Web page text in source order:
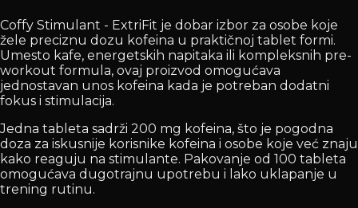
Coffy Stimulant - ExtriFit je dobar izbor za osobe koje
žele preciznu dozu kofeina u praktičnoj tablet formi.
Umesto kafe, energetskih napitaka ili kompleksnih pre-
workout formula, ovaj proizvod omogućava
jednostavan unos kofeina kada je potreban dodatni
fokus i stimulacija.
Jedna tableta sadrži 200 mg kofeina, što je pogodna
doza za iskusnije korisnike kofeina i osobe koje već znaju
kako reaguju na stimulante. Pakovanje od 100 tableta
omogućava dugotrajnu upotrebu i lako uklapanje u
trening rutinu.